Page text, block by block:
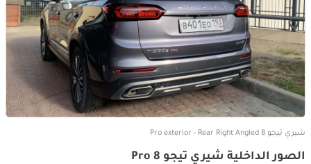
شيري تيجو 8 Pro exterior - Rear Right Angled
الصور الداخلية شيري تيجو 8 Pro